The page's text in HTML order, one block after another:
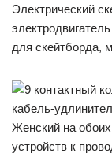
Электрический
для скейтборда,